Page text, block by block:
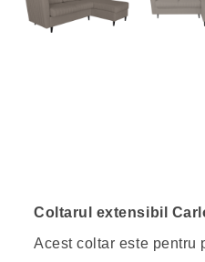
Coltarul extensibil
Acest coltar este pentru